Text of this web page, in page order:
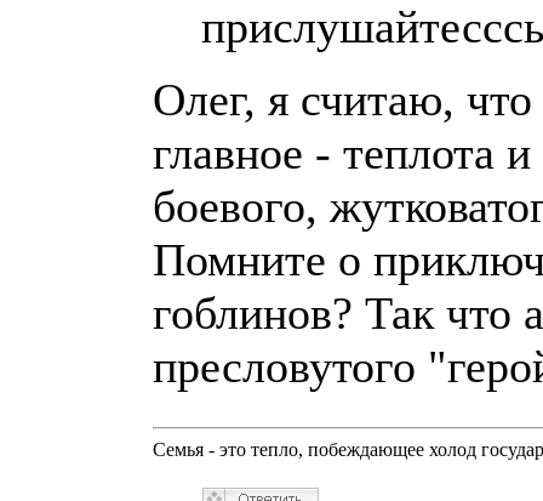
Олег, я считаю,
главное - теплота
боевого,
Помните о
гоблинов? Так что
пресловутого
Семья - это тепло, побеждающее холод